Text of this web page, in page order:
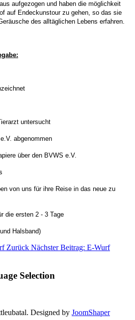
aufgezogen und haben die möglichkeit
auf Endeckunstour zu gehen, so das sie
des alltäglichen Lebens erfahren.
untersucht
abgenommen
über den BVWS e.V.
von uns für ihre Reise in das neue zu
die ersten 2 - 3 Tage
Halsband)
Zurück Nächster Beitrag: E-Wurf
Selection
Designed by JoomShaper